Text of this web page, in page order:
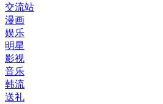
交流站
漫画
娱乐
明星
影视
音乐
韩流
送礼